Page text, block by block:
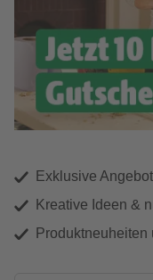
Exklusive
Kreative Ideen &